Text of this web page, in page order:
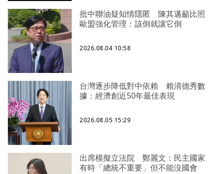
批中聯油疑知情隱匿 陳其邁籲比照
歐盟強化管理：該倒就讓它倒
2026.08.04 10:58
台灣逐步降低對中依賴 賴清德秀數
據：經濟創近50年最佳表現
2026.08.05 15:29
出席模擬立法院 鄭麗文：民主國家
有時「總統不重要」但不能沒國會